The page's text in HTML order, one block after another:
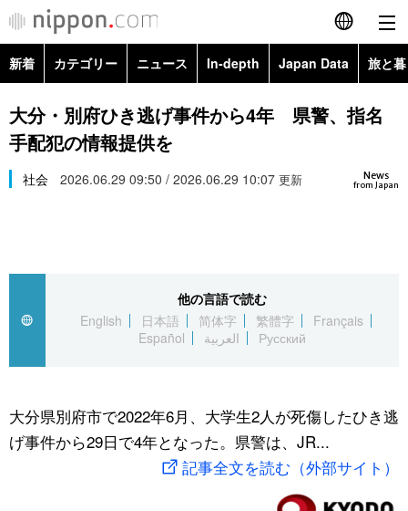
English
简体字
Русский
カテゴリー
経済・ビジネス
国際
文化
トップ
アーカイブ
In-depth
Japan Data
動画/Live
新着 カテゴリー ニュース In-depth Japan Data 旅と
政治・外交
経済・ビジネス
スポーツ・東京2020
Topics
大分・別府ひき逃げ事件から4年 県警、指名
手配犯の情報提供を
News
from Japan
社会 2026.06.29 09:50 / 2026.06.29 10:07 更新
他の言語で読む
English
日本語 简体字 繁體字
Français
Español
العربية Русский
大分県別府市で2022年6月、大学生2人が死傷したひき逃
げ事件から29日で4年となった。県警は、JR...
記事全文を読む（外部サイト）